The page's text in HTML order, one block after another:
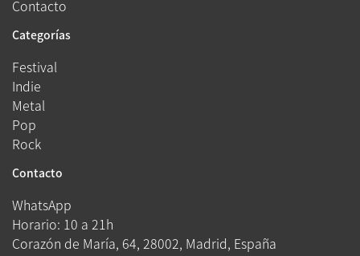
Contacto
Categorías
Festival
Indie
Metal
Pop
Rock
Contacto
WhatsApp
Horario: 10 a 21h
Corazón de María, 64, 28002, Madrid, España